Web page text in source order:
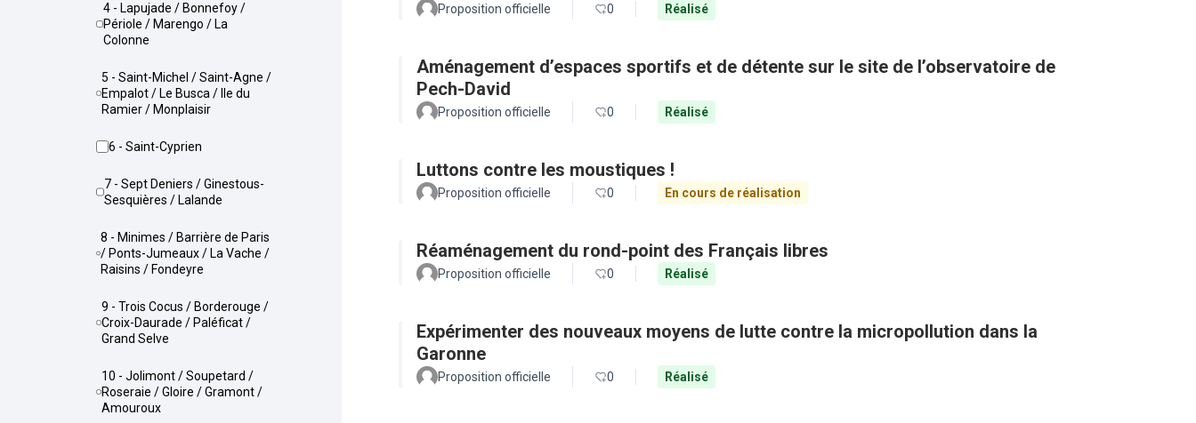
4 - Lapujade / Bonnefoy /
Périole / Marengo / La
Colonne
5 - Saint-Michel / Saint-Agne /
Empalot / Le Busca / Ile du
Ramier / Monplaisir
6 - Saint-Cyprien
7 - Sept Deniers / Ginestous-
Sesquières / Lalande
8 - Minimes / Barrière de Paris
/ Ponts-Jumeaux / La Vache /
Raisins / Fondeyre
9 - Trois Cocus / Borderouge /
Croix-Daurade / Paléficat /
Grand Selve
10 - Jolimont / Soupetard /
Roseraie / Gloire / Gramont /
Amouroux
Proposition officielle 0 Réalisé
Aménagement d’espaces sportifs et de détente sur le site de l’observatoire de
Pech-David
Proposition officielle 0 Réalisé
Luttons contre les moustiques !
Proposition officielle 0 En cours de réalisation
Réaménagement du rond-point des Français libres
Proposition officielle 0 Réalisé
Expérimenter des nouveaux moyens de lutte contre la micropollution dans la
Garonne
Proposition officielle 0 Réalisé